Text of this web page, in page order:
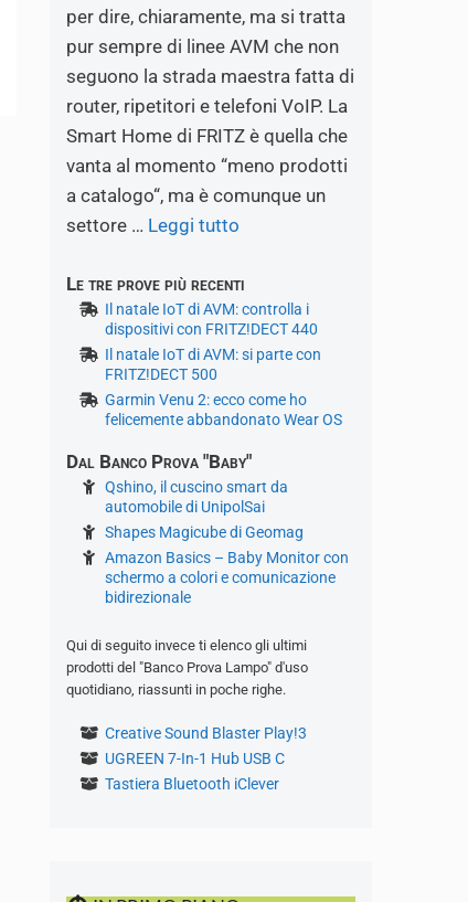
per dire, chiaramente, ma si tratta
pur sempre di linee AVM che non
seguono la strada maestra fatta di
router, ripetitori e telefoni VoIP. La
Smart Home di FRITZ è quella che
vanta al momento “meno prodotti
a catalogo“, ma è comunque un
settore … Leggi tutto
Le tre prove più recenti
Il natale IoT di AVM: controlla i
dispositivi con FRITZ!DECT 440
Il natale IoT di AVM: si parte con
FRITZ!DECT 500
Garmin Venu 2: ecco come ho
felicemente abbandonato Wear OS
Dal Banco Prova "Baby"
Qshino, il cuscino smart da
automobile di UnipolSai
Shapes Magicube di Geomag
Amazon Basics – Baby Monitor con
schermo a colori e comunicazione
bidirezionale
Qui di seguito invece ti elenco gli ultimi
prodotti del "Banco Prova Lampo" d'uso
quotidiano, riassunti in poche righe.
Creative Sound Blaster Play!3
UGREEN 7-In-1 Hub USB C
Tastiera Bluetooth iClever